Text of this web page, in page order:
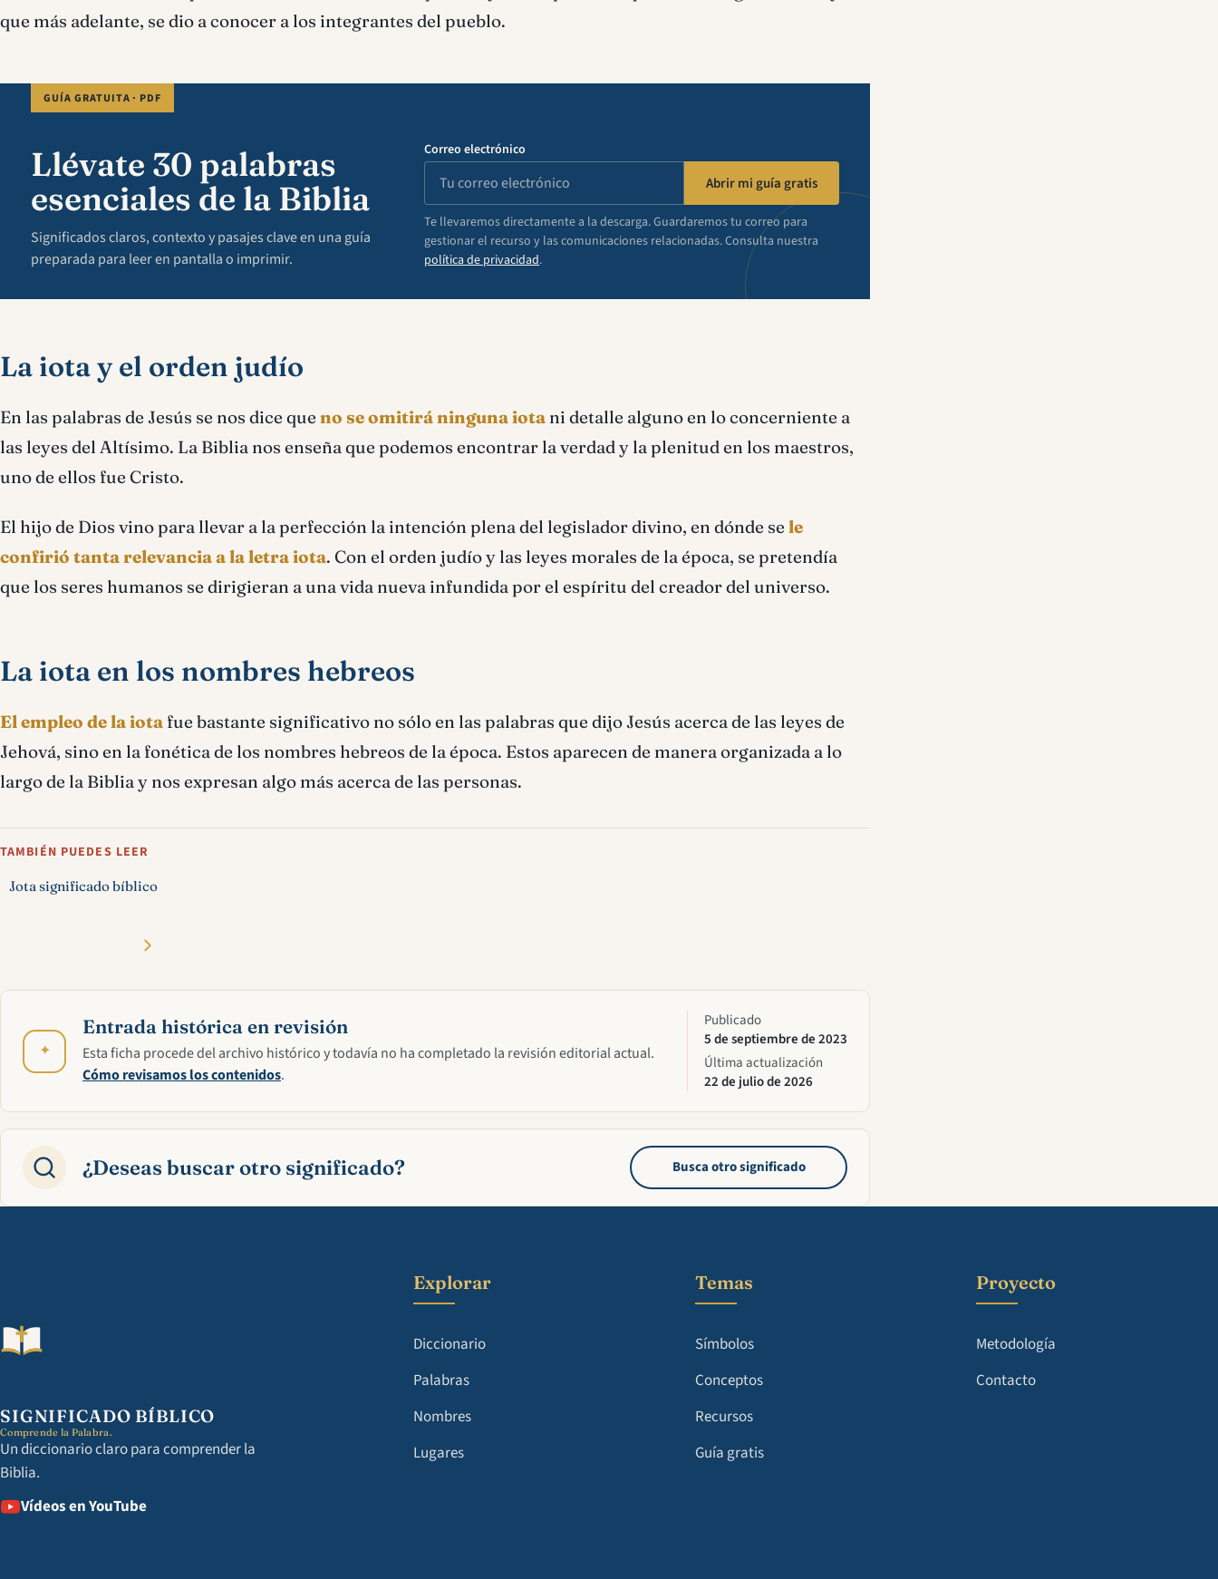
que más adelante, se dio a conocer a los integrantes del pueblo.
GUÍA GRATUITA · PDF
Llévate 30 palabras
esenciales de la Biblia
Significados claros, contexto y pasajes clave en una guía
preparada para leer en pantalla o imprimir.
Correo electrónico
Abrir mi guía gratis
Te llevaremos directamente a la descarga. Guardaremos tu correo para
gestionar el recurso y las comunicaciones relacionadas. Consulta nuestra
política de privacidad.
La iota y el orden judío
En las palabras de Jesús se nos dice que no se omitirá ninguna iota ni detalle alguno en lo concerniente a
las leyes del Altísimo. La Biblia nos enseña que podemos encontrar la verdad y la plenitud en los maestros,
uno de ellos fue Cristo.
El hijo de Dios vino para llevar a la perfección la intención plena del legislador divino, en dónde se le
confirió tanta relevancia a la letra iota. Con el orden judío y las leyes morales de la época, se pretendía
que los seres humanos se dirigieran a una vida nueva infundida por el espíritu del creador del universo.
La iota en los nombres hebreos
El empleo de la iota fue bastante significativo no sólo en las palabras que dijo Jesús acerca de las leyes de
Jehová, sino en la fonética de los nombres hebreos de la época. Estos aparecen de manera organizada a lo
largo de la Biblia y nos expresan algo más acerca de las personas.
TAMBIÉN PUEDES LEER
Jota significado bíblico
✦
Entrada histórica en revisión
Esta ficha procede del archivo histórico y todavía no ha completado la revisión editorial actual.
Cómo revisamos los contenidos.
Publicado
5 de septiembre de 2023
Última actualización
22 de julio de 2026
¿Deseas buscar otro significado? Busca otro significado
SIGNIFICADO BÍBLICO
Comprende la Palabra.
Un diccionario claro para comprender la
Biblia.
Vídeos en YouTube
Explorar
Diccionario
Palabras
Nombres
Lugares
Temas
Símbolos
Conceptos
Recursos
Guía gratis
Proyecto
Metodología
Contacto